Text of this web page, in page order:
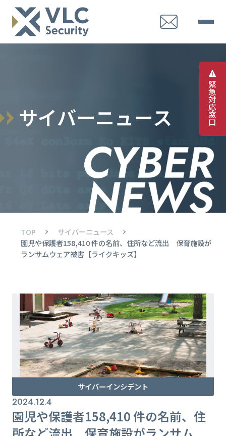
緊
急
対
応
窓
口
サイバーニュース
TOP
サイバーニュース
園児や保護者158,410 件の名前、住所など流出 保育施設が
ランサムウェア被害【ライクキッズ】
サイバーインシデント
2024.12.4
園児や保護者158,410 件の名前、住